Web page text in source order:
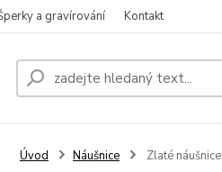
a gravírování Kontakt
Úvod Náušnice Zlaté